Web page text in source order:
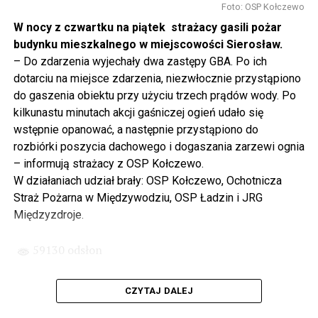
to tunel pod Świną do dzisiaj byłby w sferze
projektowania i dyskusji. Ważny tutaj był wkład
samorządu, ale to rząd PiS podjął w tej sprawie
najważniejsze decyzje. Powstał dzięki ogromnej
determinacji rządu najpierw Pani Premier Beaty Szydło,
a następnie Pana Premiera Mateusza Morawieckiego.
Chciałbym podziękować Panu Premierowi za to jak
osobiście pilnował powstania tej inwestycji. Cieszymy
się, że turyści również korzystają z tunelu, cieszymy się,
że wśród tych 4 milionów samochodów, które
przejechały już otwartym tunelem w Świnoujściu,
przyjechało tutaj do nas tak wielu turystów z zagranicy
– powiedział Wiceprezes PiS Joachim Brudziński w
zainwestowano ogromne pieniądze w modernizację
poszczególnych portów, w tym w Szczecinie, w
Foto: OSP Kołczewo
W nocy z czwartku na piątek strażacy gasili pożar
budynku mieszkalnego w miejscowości Sierosław.
– Do zdarzenia wyjechały dwa zastępy GBA. Po ich
dotarciu na miejsce zdarzenia, niezwłocznie przystąpiono
do gaszenia obiektu przy użyciu trzech prądów wody. Po
kilkunastu minutach akcji gaśniczej ogień udało się
wstępnie opanować, a następnie przystąpiono do
rozbiórki poszycia dachowego i dogaszania zarzewi ognia
– informują strażacy z OSP Kołczewo.
W działaniach udział brały: OSP Kołczewo, Ochotnicza
Straż Pożarna w Międzywodziu, OSP Ładzin i JRG
Międzyzdroje.
CZYTAJ DALEJ